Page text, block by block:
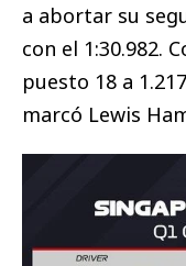
a abortar su
con el 1:30.982.
puesto 18 a
marcó Lewis